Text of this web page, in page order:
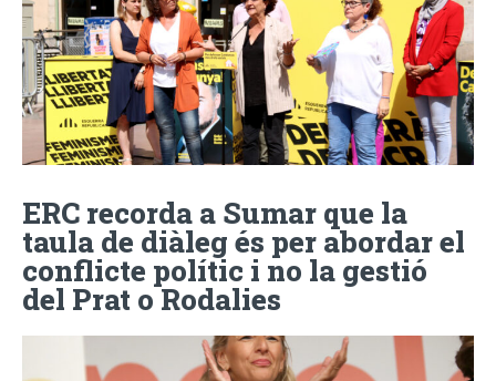
ERC recorda a Sumar que la
taula de diàleg és per abordar el
conflicte polític i no la gestió
del Prat o Rodalies